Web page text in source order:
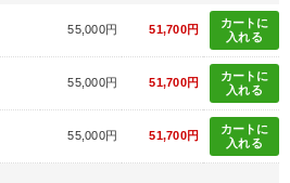
55,000円 51,700円
カートに
入れる
55,000円 51,700円
カートに
入れる
55,000円 51,700円
カートに
入れる